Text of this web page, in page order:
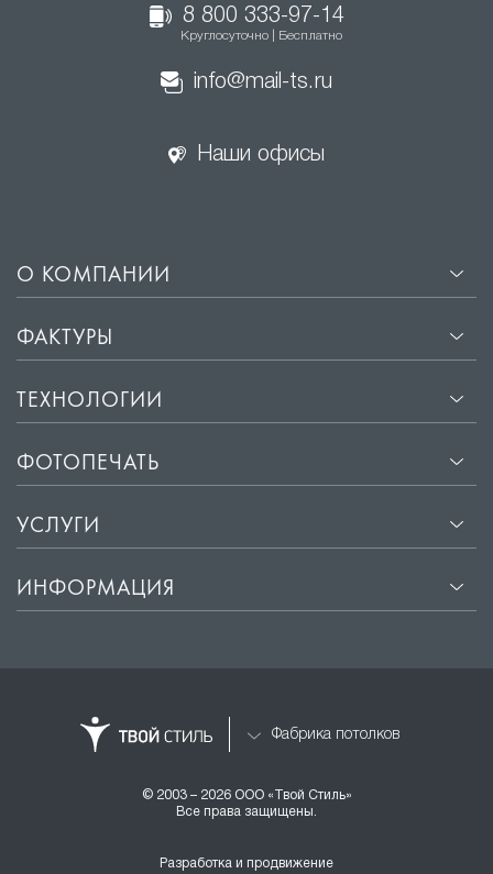
8 800 333-97-14
Круглосуточно | Бесплатно
info@mail-ts.ru
Наши офисы
О КОМПАНИИ
ФАКТУРЫ
ТЕХНОЛОГИИ
ФОТОПЕЧАТЬ
УСЛУГИ
ИНФОРМАЦИЯ
Фабрика потолков
© 2003 – 2026 ООО «Твой Стиль»
Все права защищены.
Разработка и продвижение